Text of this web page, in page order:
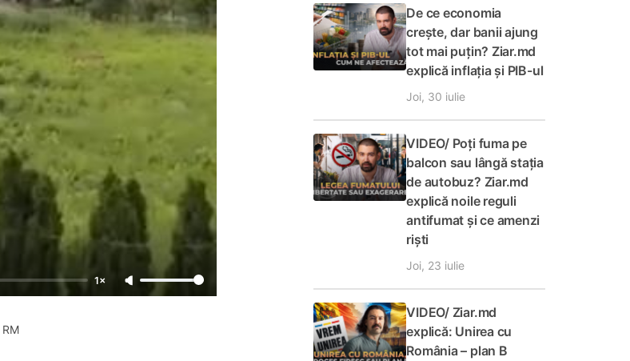
1×
De ce economia
crește, dar banii ajung
tot mai puțin? Ziar.md
explică inflația și PIB-ul
Joi, 30 iulie
VIDEO/ Poți fuma pe
balcon sau lângă stația
de autobuz? Ziar.md
explică noile reguli
antifumat și ce amenzi
riști
Joi, 23 iulie
VIDEO/ Ziar.md
explică: Unirea cu
România – plan B